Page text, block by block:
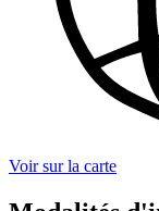
Voir sur la carte